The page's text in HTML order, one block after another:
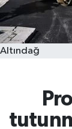
Altındağ